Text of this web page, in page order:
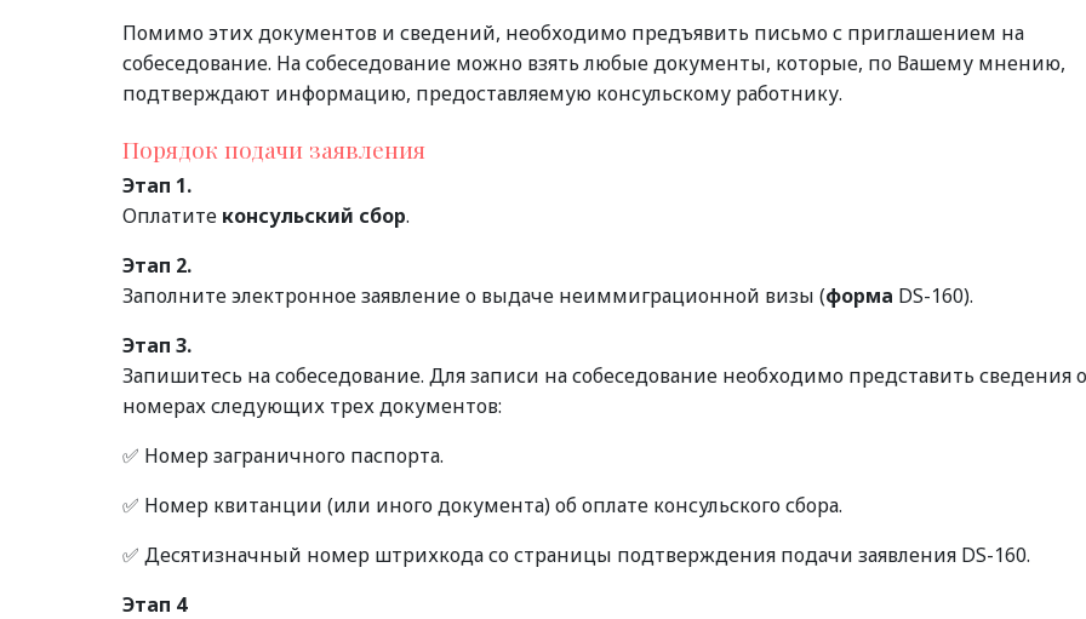
Помимо этих документов и сведений, необходимо предъявить письмо с приглашением на
собеседование. На собеседование можно взять любые документы, которые, по Вашему мнению,
подтверждают информацию, предоставляемую консульскому работнику.
Порядок подачи заявления
Этап 1.
Оплатите консульский сбор.
Этап 2.
Заполните электронное заявление о выдаче неиммиграционной визы (форма DS-160).
Этап 3.
Запишитесь на собеседование. Для записи на собеседование необходимо представить сведения о
номерах следующих трех документов:
✅ Номер заграничного паспорта.
✅ Номер квитанции (или иного документа) об оплате консульского сбора.
✅ Десятизначный номер штрихкода со страницы подтверждения подачи заявления DS-160.
Этап 4